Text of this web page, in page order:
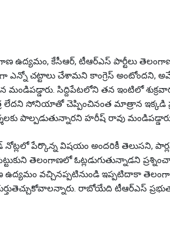
ఉద్యమం, కేసీఆర్, టీఆర్ఎస్ పార్టీలు
ఎన్నో చట్టాలు చేశామని కాంగ్రెస్ అంటోందని,
సిద్దిపేటలోని తన ఇంటిలో
సోనియాతో చెప్పించినంత మాత్రాన ఇక్కడి
పాల్పడుతున్నారని హరీష్ రావు
పేర్కొన్న విషయం అందరికీ తెలుసని,
తెలంగాణలో ఓట్లడుగుతున్నాడని
ఉద్యమం వచ్చినప్పటినుండి ఇప్పటిదాకా
రాబోయేది టీఆర్ఎస్